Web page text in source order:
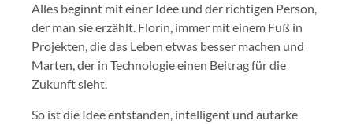
Alles beginnt mit einer Idee und der richtigen Person,
der man sie erzählt. Florin, immer mit einem Fuß in
Projekten, die das Leben etwas besser machen und
Marten, der in Technologie einen Beitrag für die
Zukunft sieht.
So ist die Idee entstanden, intelligent und autarke